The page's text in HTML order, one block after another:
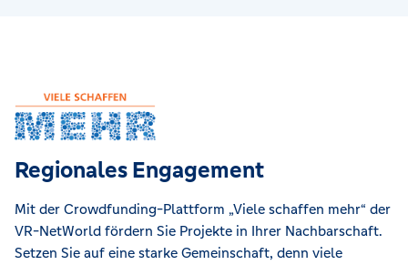
Regionales Engagement
Mit der Crowdfunding-Plattform „Viele schaffen mehr“ der
VR-NetWorld fördern Sie Projekte in Ihrer Nachbarschaft.
Setzen Sie auf eine starke Gemeinschaft, denn viele